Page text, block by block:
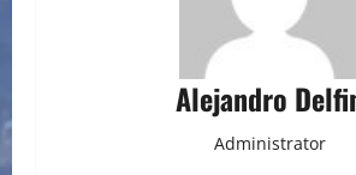
Alejandro
Administrator